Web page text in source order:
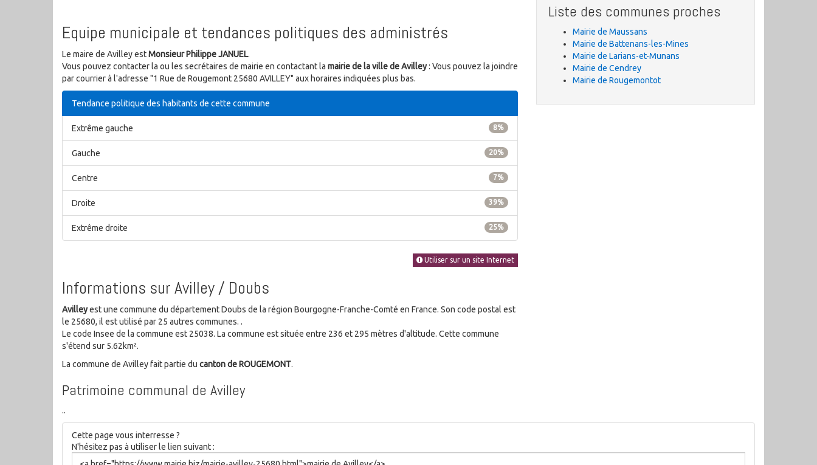
Equipe municipale et tendances politiques des administrés
Le maire de Avilley estMonsieur Philippe JANUEL.
Vous pouvez contacter la ou les secrétaires de mairie en contactant la mairie de la ville de Avilley: Vous pouvez la joindre
par courrier à l'adresse "1 Rue de Rougemont 25680 AVILLEY" aux horaires indiquées plus bas.
Tendance politique des habitants de cette commune
8%
Extrême gauche
20%
Gauche
7%
Centre
39%
Droite
25%
Extrême droite
Utiliser sur un site Internet
Informations sur Avilley / Doubs
Avilleyest une commune du département Doubs de la région Bourgogne-Franche-Comté en France. Son code postal est
le 25680, il est utilisé par 25 autres communes. .
Le code Insee de la commune est 25038. La commune est située entre 236 et 295 mètres d'altitude. Cette commune
s'étend sur 5.62km².
La commune de Avilley fait partie du canton de ROUGEMONT.
Patrimoine communal de Avilley
..
Liste des communes proches
Mairie de Maussans
Mairie de Battenans-les-Mines
Mairie de Larians-et-Munans
Mairie de Cendrey
Mairie de Rougemontot
Cette page vous interresse ?
N'hésitez pas à utiliser le lien suivant :